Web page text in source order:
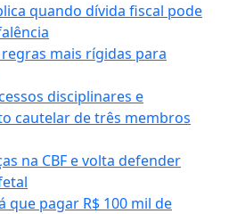
quando dívida fiscal pode
mais rígidas para
disciplinares e
cautelar de três membros
na CBF e volta defender
que pagar R$ 100 mil de